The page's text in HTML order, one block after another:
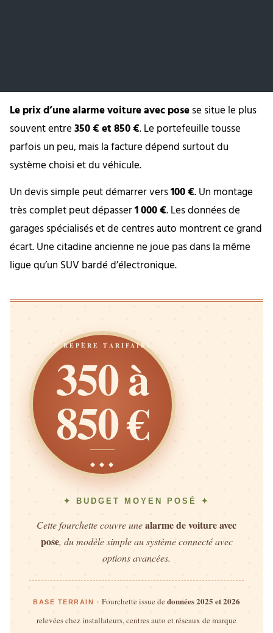
Le prix d’une alarme voiture avec posese situe le plus
souvent entre350 € et 850 €. Le portefeuille tousse
parfois un peu, mais la facture dépend surtout du
système choisi et du véhicule.
Un devis simple peut démarrer vers100 €. Un montage
très complet peut dépasser1 000 €. Les données de
garages spécialisés et de centres auto montrent ce grand
écart. Une citadine ancienne ne joue pas dans la même
ligue qu’un SUV bardé d’électronique.
☀ REPÈRE TARIFAIRE
350 à
850 €
◆ ◆ ◆
✦ BUDGET MOYEN POSÉ ✦
Cette fourchette couvre unealarme de voiture avec
pose, du modèle simple au système connecté avec
options avancées.
BASE TERRAIN · Fourchette issue de données 2025 et 2026
relevées chez installateurs, centres auto et réseaux de marque